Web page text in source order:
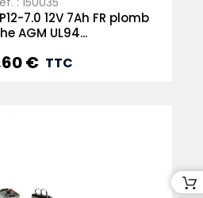
7.0 12V 7Ah FR plomb
AGM UL94...
€ TTC